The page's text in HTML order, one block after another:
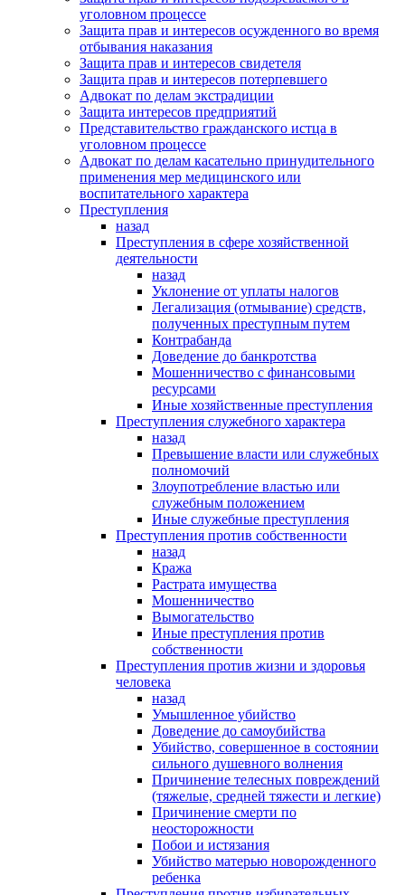
уголовном процессе
Защита прав и интересов осужденного во время
отбывания наказания
Защита прав и интересов свидетеля
Защита прав и интересов потерпевшего
Адвокат по делам экстрадиции
Защита интересов предприятий
Представительство гражданского истца в
уголовном процессе
Адвокат по делам касательно принудительного
применения мер медицинского или
воспитательного характера
Преступления
назад
Преступления в сфере хозяйственной
деятельности
назад
Уклонение от уплаты налогов
Легализация (отмывание) средств,
полученных преступным путем
Контрабанда
Доведение до банкротства
Мошенничество с финансовыми
ресурсами
Иные хозяйственные преступления
Преступления служебного характера
назад
Превышение власти или служебных
полномочий
Злоупотребление властью или
служебным положением
Иные служебные преступления
Преступления против собственности
назад
Кража
Растрата имущества
Мошенничество
Вымогательство
Иные преступления против
собственности
Преступления против жизни и здоровья
человека
назад
Умышленное убийство
Доведение до самоубийства
Убийство, совершенное в состоянии
сильного душевного волнения
Причинение телесных повреждений
(тяжелые, средней тяжести и легкие)
Причинение смерти по
неосторожности
Побои и истязания
Убийство матерью новорожденного
ребенка